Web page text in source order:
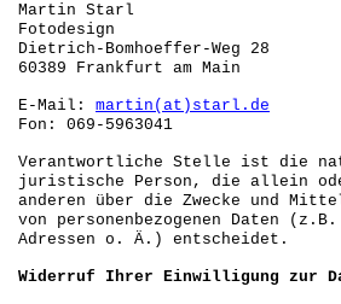
Martin Starl
Fotodesign
Dietrich-Bomhoeffer-Weg 28
60389 Frankfurt am Main
E-Mail: martin(at)starl.de
Fon: 069-5963041
Verantwortliche Stelle ist die
juristische Person, die allein
anderen über die Zwecke und
von personenbezogenen Daten
Adressen o. Ä.) entscheidet.
Widerruf Ihrer Einwilligung zur